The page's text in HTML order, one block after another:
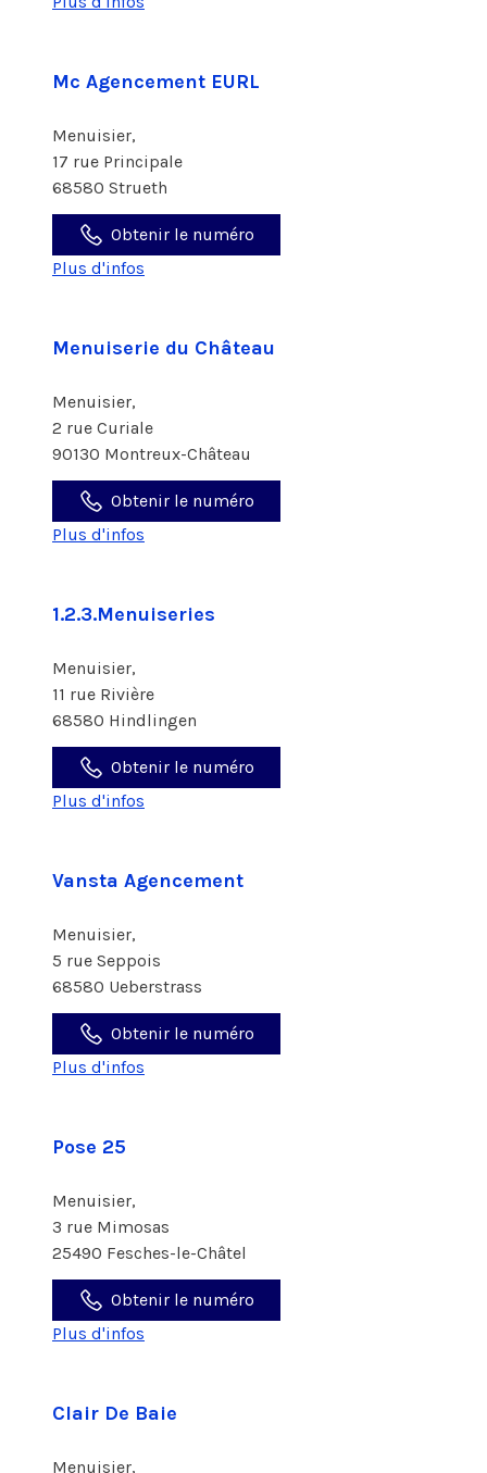
Mc Agencement EURL
Menuisier,
17 rue Principale
68580 Strueth
Obtenir le numéro
Plus d'infos
Menuiserie du Château
Menuisier,
2 rue Curiale
90130 Montreux-Château
Obtenir le numéro
Plus d'infos
1.2.3.Menuiseries
Menuisier,
11 rue Rivière
68580 Hindlingen
Obtenir le numéro
Plus d'infos
Vansta Agencement
Menuisier,
5 rue Seppois
68580 Ueberstrass
Obtenir le numéro
Plus d'infos
Pose 25
Menuisier,
3 rue Mimosas
25490 Fesches-le-Châtel
Obtenir le numéro
Plus d'infos
Clair De Baie
Menuisier,